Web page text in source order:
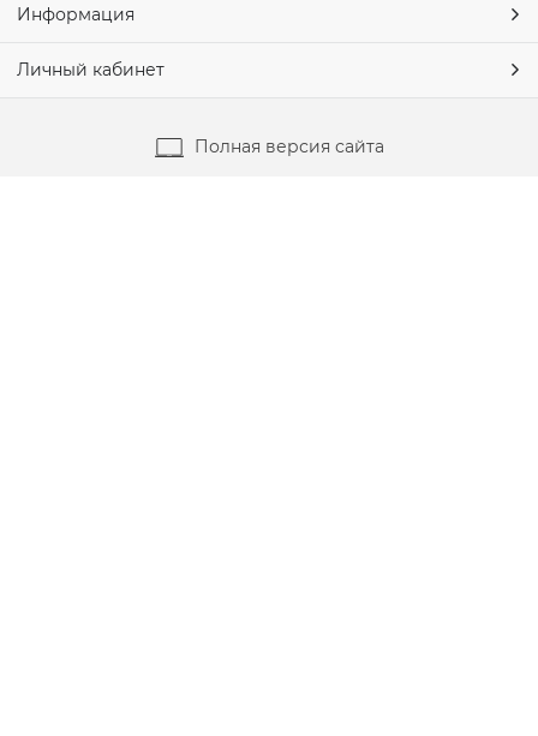
Информация
Личный кабинет
Полная версия сайта